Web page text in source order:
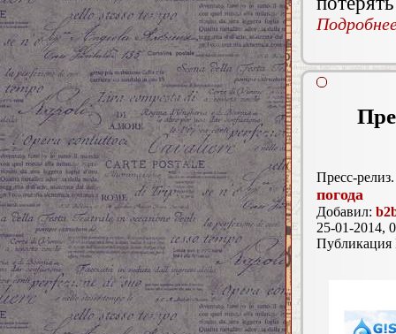
Пресс-релиз.
погода
Добавил:
25-01-2014,